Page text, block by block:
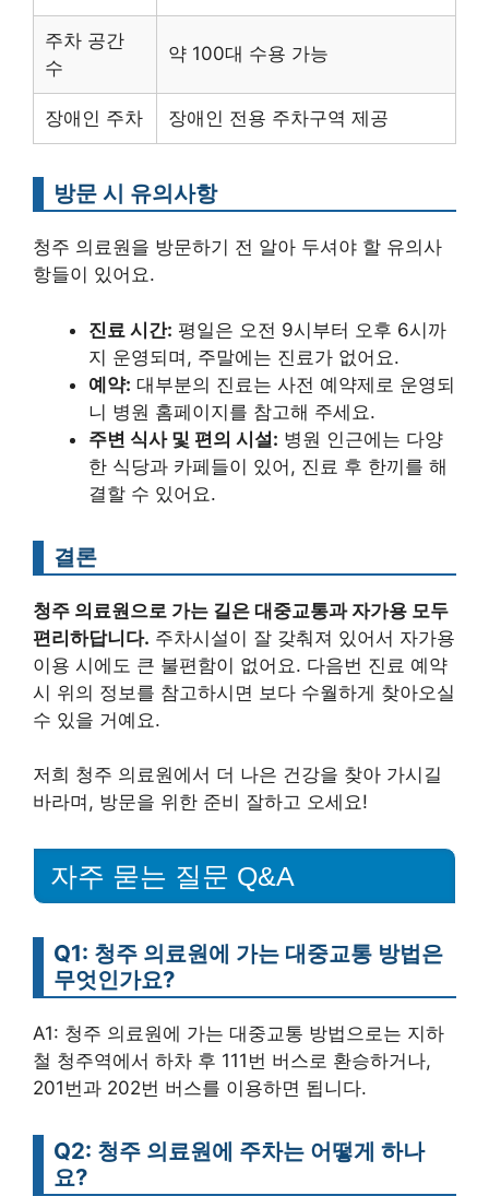
주차 공간
수
약 100대 수용 가능
장애인 주차 장애인 전용 주차구역 제공
방문 시 유의사항
청주 의료원을 방문하기 전 알아 두셔야 할 유의사
항들이 있어요.
진료 시간: 평일은 오전 9시부터 오후 6시까
지 운영되며, 주말에는 진료가 없어요.
예약: 대부분의 진료는 사전 예약제로 운영되
니 병원 홈페이지를 참고해 주세요.
주변 식사 및 편의 시설: 병원 인근에는 다양
한 식당과 카페들이 있어, 진료 후 한끼를 해
결할 수 있어요.
결론
청주 의료원으로 가는 길은 대중교통과 자가용 모두
편리하답니다. 주차시설이 잘 갖춰져 있어서 자가용
이용 시에도 큰 불편함이 없어요. 다음번 진료 예약
시 위의 정보를 참고하시면 보다 수월하게 찾아오실
수 있을 거예요.
저희 청주 의료원에서 더 나은 건강을 찾아 가시길
바라며, 방문을 위한 준비 잘하고 오세요!
자주 묻는 질문 Q&A
Q1: 청주 의료원에 가는 대중교통 방법은
무엇인가요?
A1: 청주 의료원에 가는 대중교통 방법으로는 지하
철 청주역에서 하차 후 111번 버스로 환승하거나,
201번과 202번 버스를 이용하면 됩니다.
Q2: 청주 의료원에 주차는 어떻게 하나
요?